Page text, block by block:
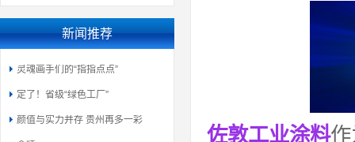
新闻推荐
灵魂画手们的“指指点点”
定了！省级“绿色工厂”
颜值与实力并存 贵州再多一彩
佐敦工业涂料